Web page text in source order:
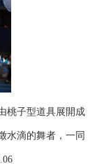
桃子型道具展開成
水滴的舞者，一同